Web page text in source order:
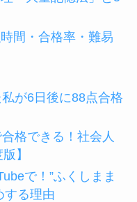
間・合格率・難易
が6日後に88点合格
格できる！社会人
】
で！”ふくしまま
する理由